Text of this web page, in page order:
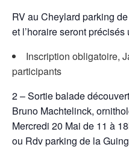
RV au Cheylard parking
et l’horaire seront
Inscription obligatoire,
participants
2 – Sortie balade
Bruno Machtelinck,
Mercredi 20 Mai de 11 à
ou Rdv parking de la